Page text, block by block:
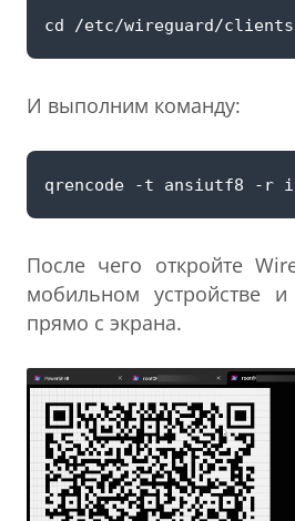
И выполним команду:
После чего откройте
мобильном устройстве и
прямо с экрана.